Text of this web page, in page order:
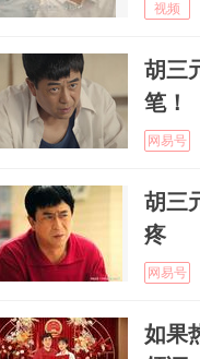
视频
胡三
笔！
网易号
胡三
疼
网易号
如果